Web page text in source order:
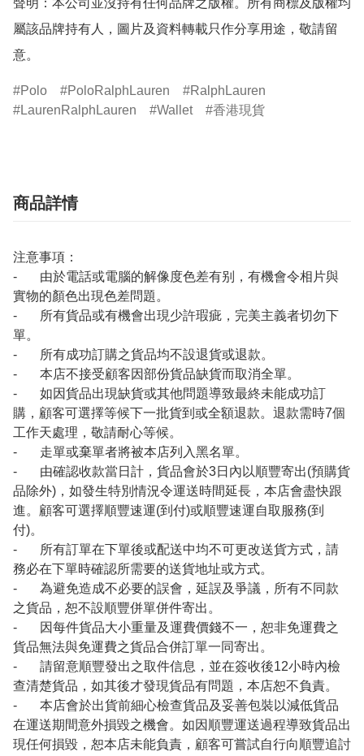
聲明：本公司並沒持有任何品牌之版權。所有商標及版權均
屬該品牌持有人，圖片及資料轉載只作分享用途，敬請留
意。
Polo PoloRalphLauren
RalphLauren
LaurenRalphLauren
Wallet 香港現貨
商品詳情
注意事項：
- 由於電話或電腦的解像度色差有别，有機會令相片與
實物的顏色出現色差問題。
- 所有貨品或有機會出現少許瑕疵，完美主義者切勿下
單。
- 所有成功訂購之貨品均不設退貨或退款。
- 本店不接受顧客因部份貨品缺貨而取消全單。
- 如因貨品出現缺貨或其他問題導致最終未能成功訂
購，顧客可選擇等候下一批貨到或全額退款。退款需時7個
工作天處理，敬請耐心等候。
- 走單或棄單者將被本店列入黑名單。
- 由確認收款當日計，貨品會於3日內以順豐寄出(預購貨
品除外)，如發生特別情況令運送時間延長，本店會盡快跟
進。顧客可選擇順豐速運(到付)或順豐速運自取服務(到
付)。
- 所有訂單在下單後或配送中均不可更改送貨方式，請
務必在下單時確認所需要的送貨地址或方式。
- 為避免造成不必要的誤會，延誤及爭議，所有不同款
之貨品，恕不設順豐併單併件寄出。
- 因每件貨品大小重量及運費價錢不一，恕非免運費之
貨品無法與免運費之貨品合併訂單一同寄出。
- 請留意順豐發出之取件信息，並在簽收後12小時內檢
查清楚貨品，如其後才發現貨品有問題，本店恕不負責。
- 本店會於出貨前細心檢查貨品及妥善包裝以減低貨品
在運送期間意外損毀之機會。如因順豐運送過程導致貨品出
現任何損毀，恕本店未能負責，顧客可嘗試自行向順豐追討